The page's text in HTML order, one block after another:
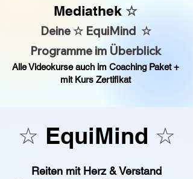
Mediathek ☆
Deine ☆ EquiMind ☆
Programme im Überblick
Alle Videokurse auch im Coaching Paket +
mit Kurs Zertifikat
☆ EquiMind ☆
Reiten mit Herz & Verstand